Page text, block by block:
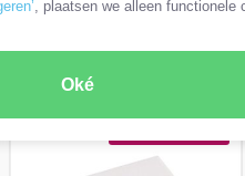
, plaatsen we alleen functionele
Oké